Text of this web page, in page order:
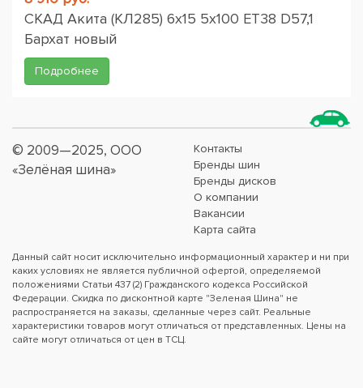
СКАД Акита (КЛ285) 6x15 5x100 ET38 D57,1
Бархат новый
Подробнее
© 2009—2025, ООО
«Зелёная шина»
Контакты
Бренды шин
Бренды дисков
О компании
Вакансии
Карта сайта
Данный сайт носит исключительно информационный характер и ни при
каких условиях не является публичной офертой, определяемой
положениями Статьи 437 (2) Гражданского кодекса Российской
Федерации. Скидка по дисконтной карте "Зеленая Шина" не
распространяется на заказы, сделанные через сайт. Реальные
характеристики товаров могут отличаться от представленных. Цены на
сайте могут отличаться от цен в ТСЦ.